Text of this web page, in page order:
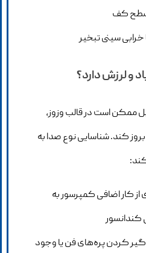
سطح کف
سینی تبخیر
و لرزش دارد؟
ممکن است در قالب وزوز،
کند. شناسایی نوع صدا به
از کار اضافی کمپرسور به
کندانسور
کردن پره‌های فن یا وجود